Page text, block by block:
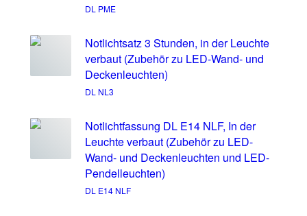
DL PME
Notlichtsatz 3 Stunden, in der Leuchte
verbaut (Zubehör zu LED-Wand- und
Deckenleuchten)
DL NL3
Notlichtfassung DL E14 NLF, In der
Leuchte verbaut (Zubehör zu LED-
Wand- und Deckenleuchten und LED-
Pendelleuchten)
DL E14 NLF